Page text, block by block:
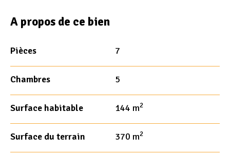
A propos de ce bien
Pièces 7
Chambres 5
Surface habitable 144 m2
Surface du terrain 370 m2